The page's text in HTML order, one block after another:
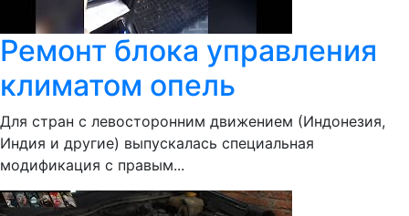
Ремонт блока управления
климатом опель
Для стран с левосторонним движением (Индонезия,
Индия и другие) выпускалась специальная
модификация с правым...